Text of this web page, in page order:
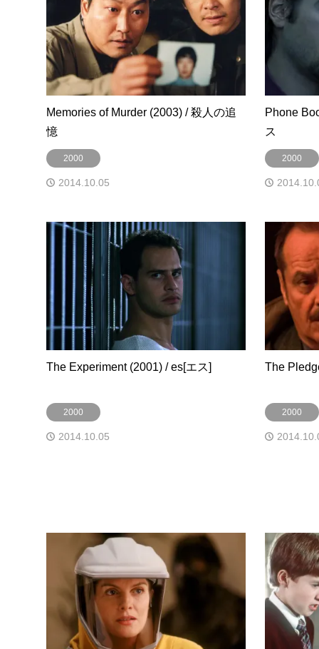
Memories of Murder (2003) / 殺人の追
憶
2000
2014.10.05
Phone
ス
2000
The Experiment (2001) / es[エス]
2000
2014.10.05
The
2000